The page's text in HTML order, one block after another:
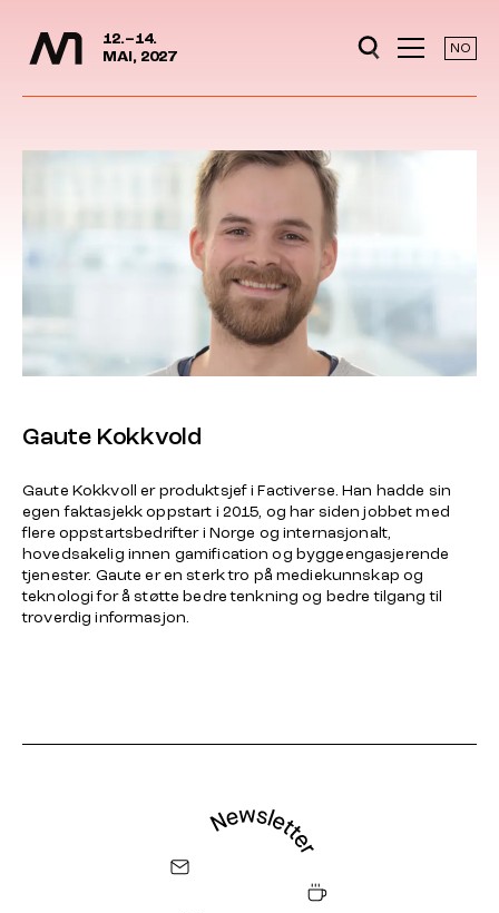
Jump to content
12.–14.
MAI, 2027
NO
Gaute Kokkvold
Gaute Kokkvoll er produktsjef i Factiverse. Han hadde sin
egen faktasjekk oppstart i 2015, og har siden jobbet med
flere oppstartsbedrifter i Norge og internasjonalt,
hovedsakelig innen gamification og byggeengasjerende
tjenester. Gaute er en sterk tro på mediekunnskap og
teknologi for å støtte bedre tenkning og bedre tilgang til
troverdig informasjon.